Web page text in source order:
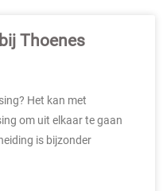
Thoenes
Het kan met
om uit elkaar te gaan
is bijzonder